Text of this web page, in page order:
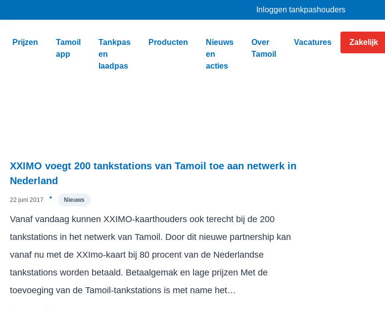
Inloggen tankpashouders
Prijzen
Tamoil
app
Tankpas
en
laadpas
Producten
Nieuws
en
acties
Over
Tamoil
Vacatures Zakelijk
XXIMO voegt 200 tankstations van Tamoil toe aan netwerk in
Nederland
22 juni 2017 · Nieuws
Vanaf vandaag kunnen XXIMO-kaarthouders ook terecht bij de 200
tankstations in het netwerk van Tamoil. Door dit nieuwe partnership kan
vanaf nu met de XXImo-kaart bij 80 procent van de Nederlandse
tankstations worden betaald. Betaalgemak en lage prijzen Met de
toevoeging van de Tamoil-tankstations is met name het…